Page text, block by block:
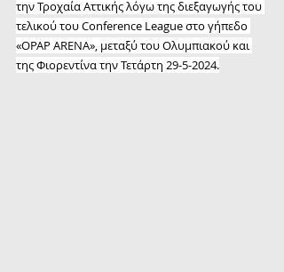
την Τροχαία Αττικής λόγω της διεξαγωγής του
τελικού του Conference League στο γήπεδο
«ΟPAP ARENA», μεταξύ του Ολυμπιακού και
της Φιορεντίνα την Τετάρτη 29-5-2024.